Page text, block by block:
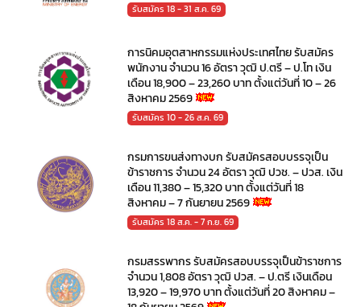
รับสมัคร 18 - 31 ส.ค. 69
การนิคมอุตสาหกรรมแห่งประเทศไทย รับสมัคร
พนักงาน จำนวน 16 อัตรา วุฒิ ป.ตรี – ป.โท เงิน
เดือน 18,900 – 23,260 บาท ตั้งแต่วันที่ 10 – 26
สิงหาคม 2569
รับสมัคร 10 - 26 ส.ค. 69
กรมการขนส่งทางบก รับสมัครสอบบรรจุเป็น
ข้าราชการ จำนวน 24 อัตรา วุฒิ ปวช. – ปวส. เงิน
เดือน 11,380 – 15,320 บาท ตั้งแต่วันที่ 18
สิงหาคม – 7 กันยายน 2569
รับสมัคร 18 ส.ค. - 7 ก.ย. 69
กรมสรรพากร รับสมัครสอบบรรจุเป็นข้าราชการ
จำนวน 1,808 อัตรา วุฒิ ปวส. – ป.ตรี เงินเดือน
13,920 – 19,970 บาท ตั้งแต่วันที่ 20 สิงหาคม –